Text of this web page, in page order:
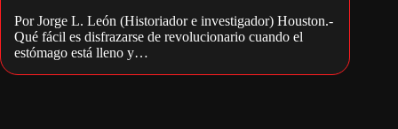
Por Jorge L. León (Historiador e investigador) Houston.-
Qué fácil es disfrazarse de revolucionario cuando el
estómago está lleno y…